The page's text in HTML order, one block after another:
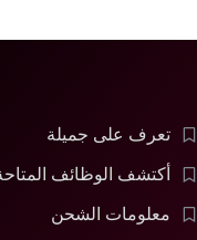
تعرف على جميلة
أكتشف الوظائف
معلومات الشحن